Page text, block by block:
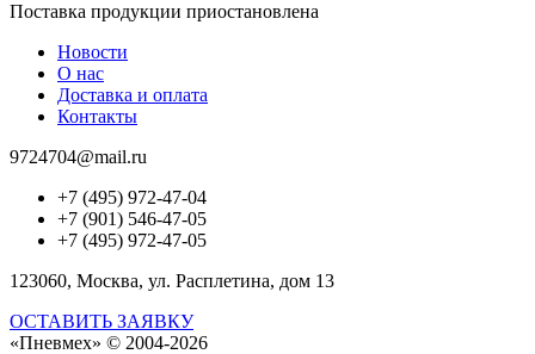
Поставка продукции приостановлена
Новости
О нас
Доставка и оплата
Контакты
9724704@mail.ru
+7 (495) 972-47-04
+7 (901) 546-47-05
+7 (495) 972-47-05
123060, Москва, ул. Расплетина, дом 13
ОСТАВИТЬ ЗАЯВКУ
«Пневмех» © 2004-2026